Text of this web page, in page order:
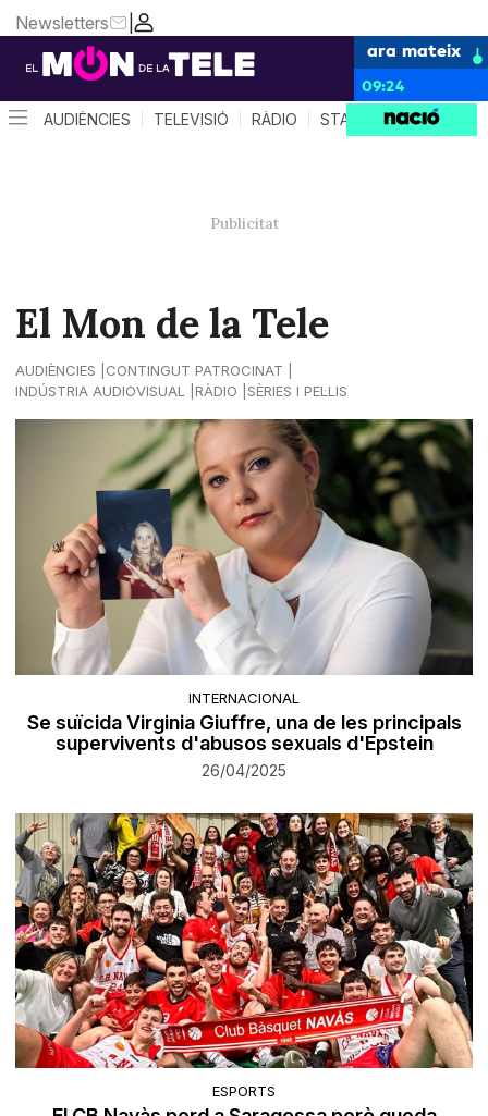
|
Newsletters
ara mateix
09:24
AUDIÈNCIES TELEVISIÓ RÀDIO STAR SYSTEM
El Mon de la Tele
AUDIÈNCIES
CONTINGUT PATROCINAT
INDÚSTRIA AUDIOVISUAL
RÀDIO SÈRIES I PEL·LIS
INTERNACIONAL
Se suïcida Virginia Giuffre, una de les principals
supervivents d'abusos sexuals d'Epstein
26/04/2025
ESPORTS